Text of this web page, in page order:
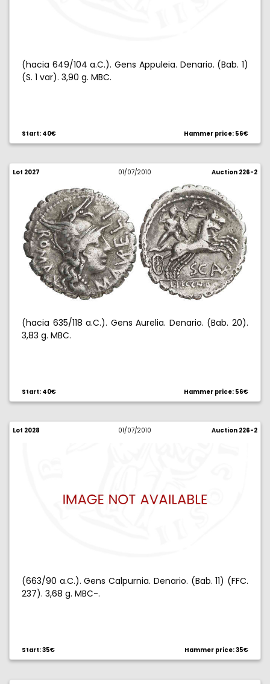
(hacia 649/104 a.C.). Gens Appuleia. Denario. (Bab. 1)
(S. 1 var). 3,90 g. MBC.
Start: 40€ Hammer price: 56€
Lot 2027 01/07/2010 Auction 226-2
(hacia 635/118 a.C.). Gens Aurelia. Denario. (Bab. 20).
3,83 g. MBC.
Start: 40€ Hammer price: 56€
Lot 2028 01/07/2010 Auction 226-2
(663/90 a.C.). Gens Calpurnia. Denario. (Bab. 11) (FFC.
237). 3,68 g. MBC-.
Start: 35€ Hammer price: 35€